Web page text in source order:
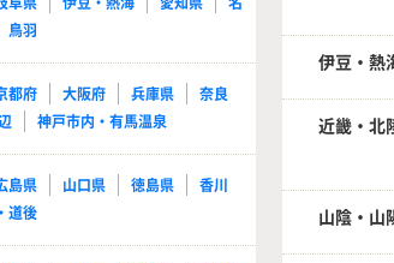
鳥羽
都府 大阪府 兵庫県
奈良
神戸市内・有馬温泉
島県 山口県 徳島県
香川
道後
伊豆・熱
近畿・北
山陰・山